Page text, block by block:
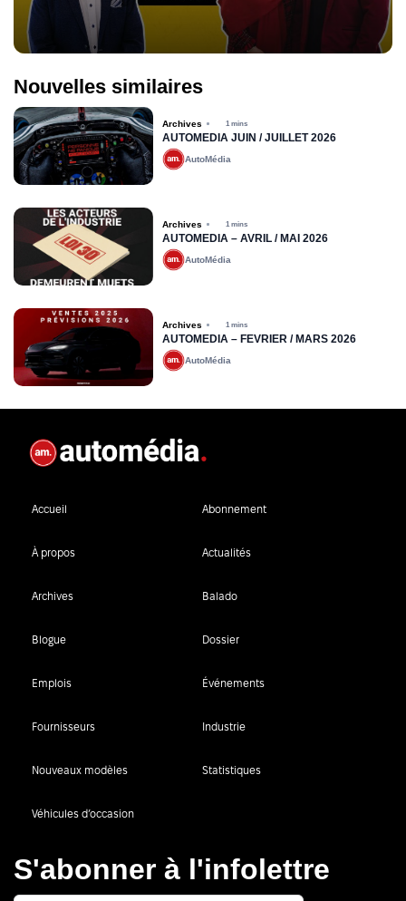
Nouvelles similaires
Archives 1 mins
AUTOMÉDIA JUIN / JUILLET 2026
AutoMédia
Archives 1 mins
AUTOMÉDIA – AVRIL / MAI 2026
AutoMédia
Archives 1 mins
AUTOMÉDIA – FÉVRIER / MARS 2026
AutoMédia
Accueil Abonnement
À propos Actualités
Archives Balado
Blogue Dossier
Emplois Événements
Fournisseurs Industrie
Nouveaux modèles Statistiques
Véhicules d’occasion
S'abonner à l'infolettre